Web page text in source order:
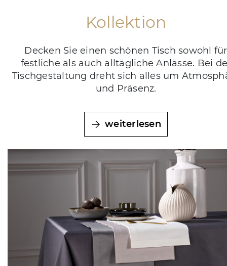
Kollektion
Decken Sie einen schönen Tisch sowohl für
festliche als auch alltägliche Anlässe. Bei
Tischgestaltung dreht sich alles um
und Präsenz.
weiterlesen